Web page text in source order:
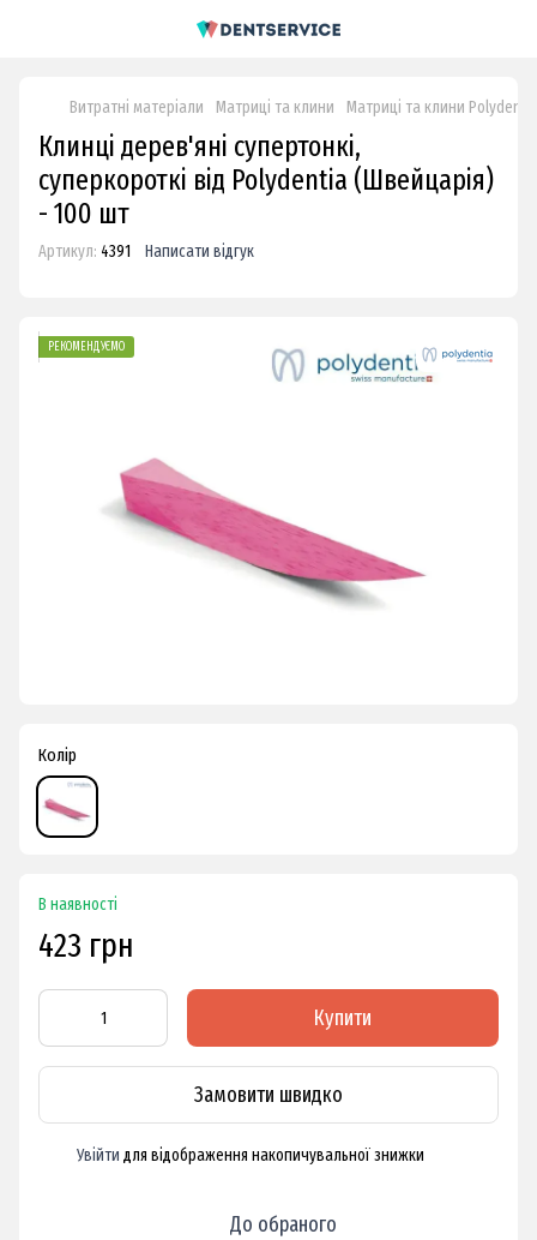
Витратні матеріали Матриці та клини Матриці та клини
Клинці дерев'яні супертонкі,
суперкороткі від Polydentia (Швейцарія)
- 100 шт
Артикул: 4391 Написати відгук
РЕКОМЕНДУЄМО
Колір
В наявності
423 грн
Купити
Замовити швидко
Увійти для відображення накопичувальної знижки
До обраного